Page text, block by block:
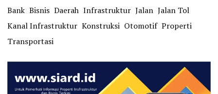
Bank Bisnis Daerah Infrastruktur Jalan Jalan Tol
Kanal Infrastruktur Konstruksi Otomotif Properti
Transportasi